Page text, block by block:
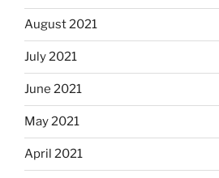
August 2021
July 2021
June 2021
May 2021
April 2021